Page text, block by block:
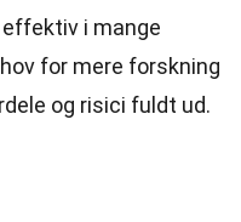
effektiv i mange
for mere forskning
og risici fuldt ud.